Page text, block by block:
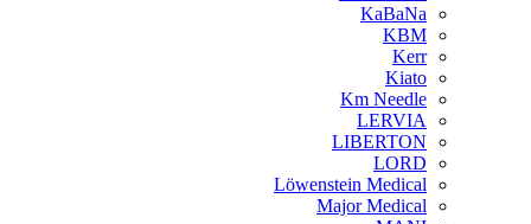
KaBaNa
KBM
Kerr
Kiato
Km Needle
LERVIA
LIBERTON
LORD
Löwenstein Medical
Major Medical